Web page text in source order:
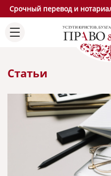
Срочный перевод и
Статьи